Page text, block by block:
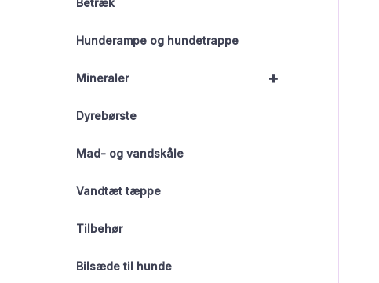
Betræk
Hunderampe og hundetrappe
+
Mineraler
Dyrebørste
Mad- og vandskåle
Vandtæt tæppe
Tilbehør
Bilsæde til hunde